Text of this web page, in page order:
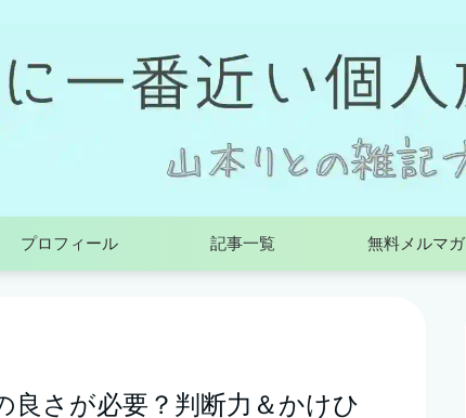
プロフィール 記事一覧 無料メルマガ
良さが必要？判断力＆かけひ